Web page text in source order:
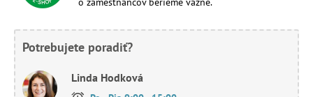
Potrebujete poradiť?
Linda Hodková